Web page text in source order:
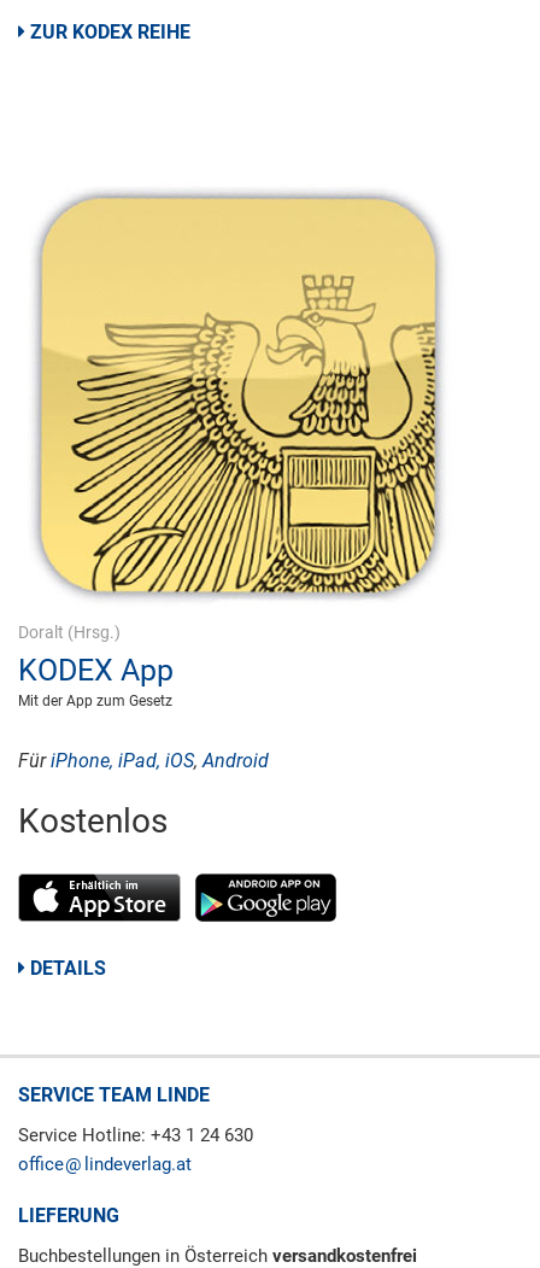
ZUR KODEX REIHE
Doralt (Hrsg.)
KODEX App
Mit der App zum Gesetz
FüriPhone, iPad, iOS,Android
Kostenlos
DETAILS
SERVICE TEAM LINDE
Service Hotline: +43 1 24 630
office
lindeverlag.at
LIEFERUNG
Buchbestellungen in Österreich versandkostenfrei